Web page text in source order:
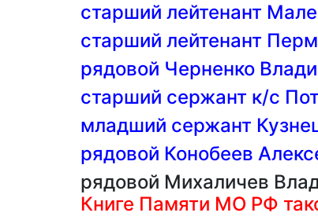
cтарший лейтенант
cтарший лейтенант
рядовой Черненко
старший сержант к/с
младший сержант
рядовой Конобеев
рядовой Михаличев
Книге Памяти МО РФ